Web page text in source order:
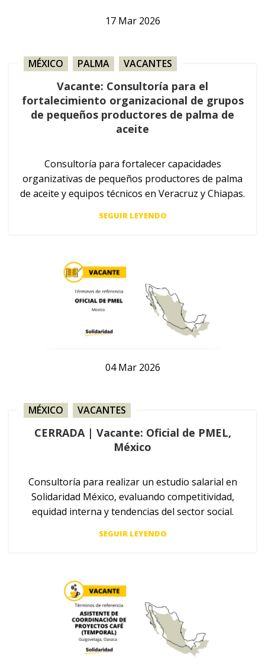
17 Mar 2026
MÉXICO PALMA VACANTES
Vacante: Consultoría para el
fortalecimiento organizacional de grupos
de pequeños productores de palma de
aceite
Consultoría para fortalecer capacidades
organizativas de pequeños productores de palma
de aceite y equipos técnicos en Veracruz y Chiapas.
SEGUIR LEYENDO
04Mar 2026
MÉXICO VACANTES
CERRADA | Vacante: Oficial de PMEL,
México
Consultoría para realizar un estudio salarial en
Solidaridad México, evaluando competitividad,
equidad interna y tendencias del sector social.
SEGUIR LEYENDO